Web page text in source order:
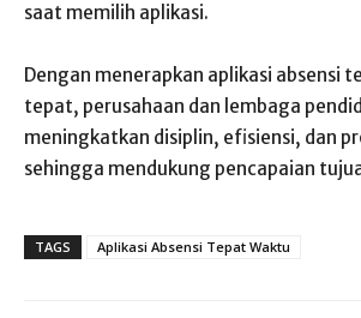
saat memilih aplikasi.
Dengan menerapkan aplikasi absensi
tepat, perusahaan dan lembaga
meningkatkan disiplin, efisiensi, dan
sehingga mendukung pencapaian
TAGS Aplikasi Absensi Tepat Waktu